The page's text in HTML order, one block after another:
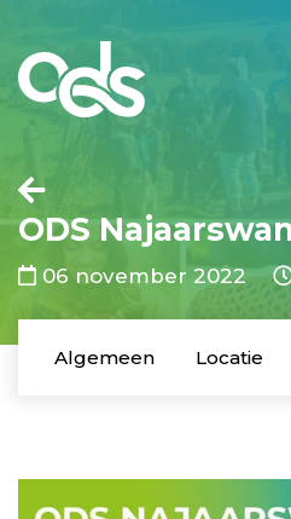
ODS
06 november 2022
Algemeen Locatie